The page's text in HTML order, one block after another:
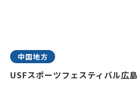
中国地方
USFスポーツフェスティバル広島